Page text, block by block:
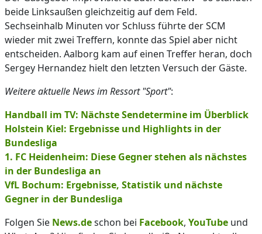
beide Linksaußen gleichzeitig auf dem Feld.
Sechseinhalb Minuten vor Schluss führte der SCM
wieder mit zwei Treffern, konnte das Spiel aber nicht
entscheiden. Aalborg kam auf einen Treffer heran, doch
Sergey Hernandez hielt den letzten Versuch der Gäste.
Weitere aktuelle News im Ressort "Sport":
Handball im TV: Nächste Sendetermine im Überblick
Holstein Kiel: Ergebnisse und Highlights in der
Bundesliga
1. FC Heidenheim: Diese Gegner stehen als nächstes
in der Bundesliga an
VfL Bochum: Ergebnisse, Statistik und nächste
Gegner in der Bundesliga
Folgen Sie News.deschon bei Facebook, YouTube und